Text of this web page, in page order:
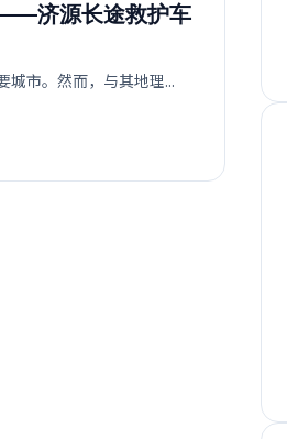
济源长途救护车
城市。然而，与其地理...